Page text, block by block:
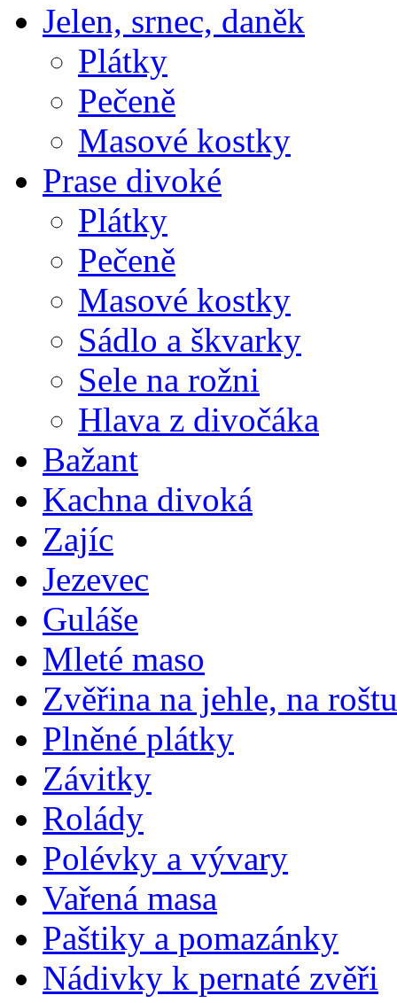
Jelen, srnec, daněk
Plátky
Pečeně
Masové kostky
Prase divoké
Plátky
Pečeně
Masové kostky
Sádlo a škvarky
Sele na rožni
Hlava z divočáka
Bažant
Kachna divoká
Zajíc
Jezevec
Guláše
Mleté maso
Zvěřina na jehle, na roštu
Plněné plátky
Závitky
Rolády
Polévky a vývary
Vařená masa
Paštiky a pomazánky
Nádivky k pernaté zvěři